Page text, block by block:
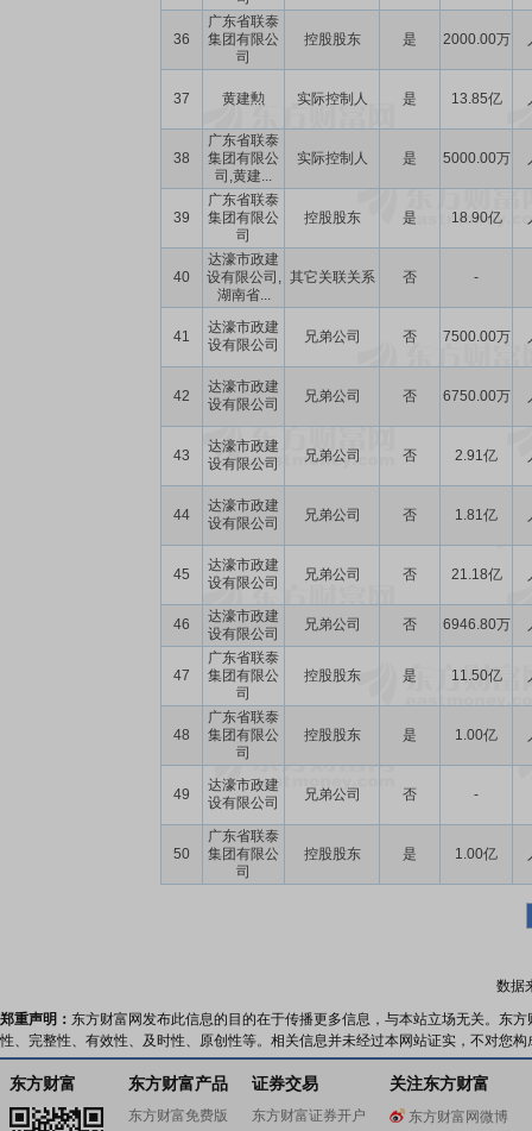
36
广东省联泰
集团有限公
司
控股股东 是 2000.00万
37 黄建勲 实际控制人 是 13.85亿
38
广东省联泰
集团有限公
司,黄建...
实际控制人 是 5000.00万
39
广东省联泰
集团有限公
司
控股股东 是 18.90亿
40
达濠市政建
设有限公司,
湖南省...
其它关联关系 否 -
41
达濠市政建
设有限公司
兄弟公司 否 7500.00万
42
达濠市政建
设有限公司
兄弟公司 否 6750.00万
43
达濠市政建
设有限公司
兄弟公司 否 2.91亿
44
达濠市政建
设有限公司
兄弟公司 否 1.81亿
45
达濠市政建
设有限公司
兄弟公司 否 21.18亿
46
达濠市政建
设有限公司
兄弟公司 否 6946.80万
47
广东省联泰
集团有限公
司
控股股东 是 11.50亿
48
广东省联泰
集团有限公
司
控股股东 是 1.00亿
49
达濠市政建
设有限公司
兄弟公司 否 -
50
广东省联泰
集团有限公
司
控股股东 是 1.00亿
数据
郑重声明： 东方财富网发布此信息的目的在于传播更多信息，与本站立场无关。东
性、完整性、有效性、及时性、原创性等。相关信息并未经过本网站证实，不对您
东方财富 东方财富产品
东方财富免费版
证券交易
东方财富证券开户
关注东方财富
东方财富网微博